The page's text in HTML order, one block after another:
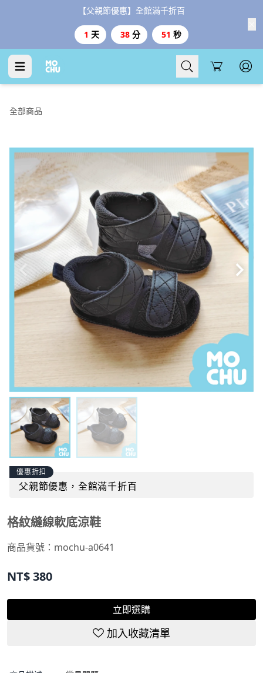
【父親節優惠】全館滿千折百
1 天 38 分 50 秒
Cart
全部商品
優惠折扣
父親節優惠，全館滿千折百
格紋縫線軟底涼鞋
商品貨號： mochu-a0641
NT$380
立即選購
加入收藏清單